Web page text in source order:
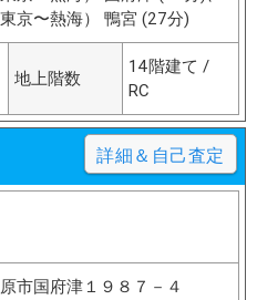
京〜熱海） 鴨宮 (27分)
地上階数
14階建て /
RC
詳細＆自己査定
市国府津１９８７－４